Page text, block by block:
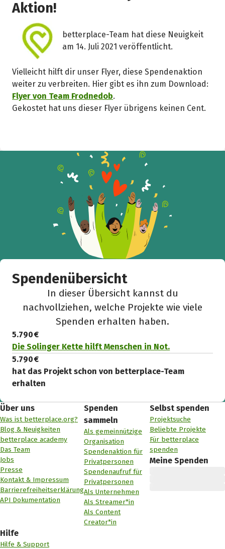
Aktion!
betterplace-Team hat diese Neuigkeit
am 14. Juli 2021 veröffentlicht.
Vielleicht hilft dir unser Flyer, diese Spendenaktion
weiter zu verbreiten. Hier gibt es ihn zum Download:
Flyer von Team Frodnedob.
Gekostet hat uns dieser Flyer übrigens keinen Cent.
Spendenübersicht
In dieser Übersicht kannst du
nachvollziehen, welche Projekte wie viele
Spenden erhalten haben.
5.790 €
Die Solinger Kette hilft Menschen in Not.
5.790 €
hat das Projekt schon von betterplace-Team
erhalten
Über uns
Was ist betterplace.org?
Blog & Neuigkeiten
betterplace academy
Das Team
Jobs
Presse
Kontakt & Impressum
Barrierefreiheitserklärung
API Dokumentation
Spenden
sammeln
Als gemeinnützige
Organisation
Spendenaktion für
Privatpersonen
Spendenaufruf für
Privatpersonen
Als Unternehmen
Als Streamer*in
Als Content
Creator*in
Selbst spenden
Projektsuche
Beliebte Projekte
Für betterplace
spenden
Meine Spenden
Hilfe
Hilfe & Support